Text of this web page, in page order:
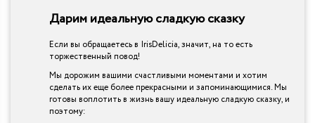
Дарим идеальную сладкую сказку
Если вы обращаетесь в IrisDelicia, значит, на то есть
торжественный повод!
Мы дорожим вашими счастливыми моментами и хотим
сделать их еще более прекрасными и запоминающимися. Мы
готовы воплотить в жизнь вашу идеальную сладкую сказку, и
поэтому: